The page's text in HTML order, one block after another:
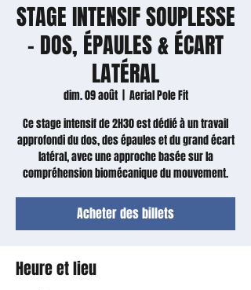
STAGE INTENSIF SOUPLESSE
– DOS, ÉPAULES & ÉCART
LATÉRAL
dim. 09 août
  |
Aerial Pole Fit
Ce stage intensif de 2H30 est dédié à un travail
approfondi du dos, des épaules et du grand écart
latéral, avec une approche basée sur la
compréhension biomécanique du mouvement.
Acheter des billets
Heure et lieu